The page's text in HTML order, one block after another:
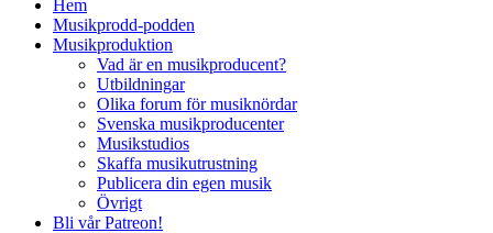
Hem
Musikprodd-podden
Musikproduktion
Vad är en musikproducent?
Utbildningar
Olika forum för musiknördar
Svenska musikproducenter
Musikstudios
Skaffa musikutrustning
Publicera din egen musik
Övrigt
Bli vår Patreon!